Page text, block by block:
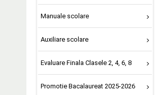
Manuale scolare
Auxiliare scolare
Evaluare Finala Clasele 2, 4, 6, 8
Promotie Bacalaureat 2025-2026